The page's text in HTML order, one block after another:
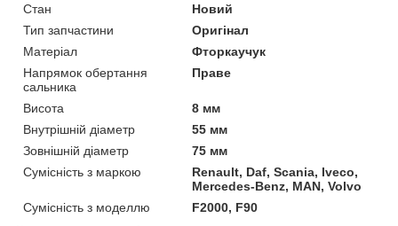
Стан
Новий
Тип запчастини
Оригінал
Матеріал
Фторкаучук
Напрямок обертання
сальника
Праве
Висота
8 мм
Внутрішній діаметр
55 мм
Зовнішній діаметр
75 мм
Сумісність з маркою
Renault, Daf, Scania, Iveco,
Mercedes-Benz, MAN, Volvo
Сумісність з моделлю
F2000, F90